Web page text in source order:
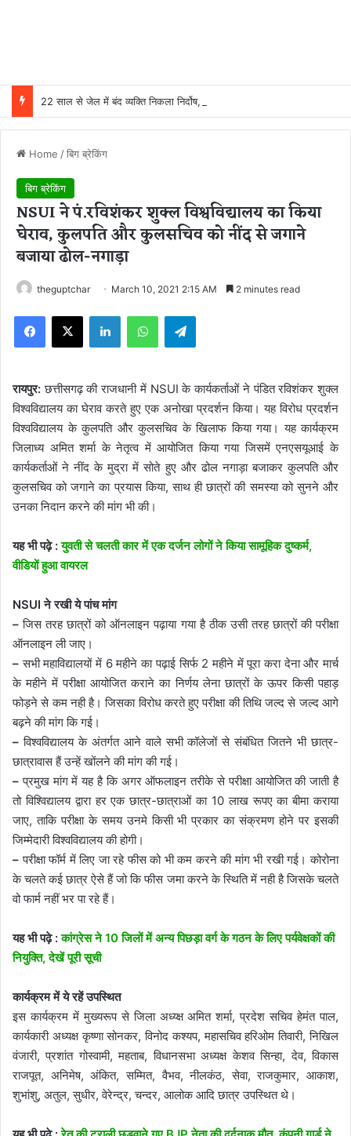
Home /बिग ब्रेकिंग
बिग ब्रेकिंग
NSUI ने पं.रविशंकर शुक्ल विश्वविद्यालय का किया
घेराव, कुलपति और कुलसचिव को नींद से जगाने
बजाया ढोल-नगाड़ा
theguptchar March 10, 2021 2:15 AM 2 minutes read
रायपुर: छत्तीसगढ़ की राजधानी में NSUI के कार्यकर्ताओं ने पंडित रविशंकर शुक्ल
विश्वविद्यालय का घेराव करते हुए एक अनोखा प्रदर्शन किया। यह विरोध प्रदर्शन
विश्वविद्यालय के कुलपति और कुलसचिव के खिलाफ किया गया। यह कार्यक्रम
जिलाध्य अमित शर्मा के नेतृत्व में आयोजित किया गया जिसमें एनएसयूआई के
कार्यकर्ताओं ने नींद के मुद्रा में सोते हुए और ढोल नगाड़ा बजाकर कुलपति और
कुलसचिव को जगाने का प्रयास किया, साथ ही छात्रों की समस्या को सुनने और
उनका निदान करने की मांग भी की।
यह भी पढ़े :युवती से चलती कार में एक दर्जन लोगों ने किया सामूहिक दुष्कर्म,
वीडियों हुआ वायरल
NSUI ने रखी ये पांच मांग
– जिस तरह छात्रों को ऑनलाइन पढ़ाया गया है ठीक उसी तरह छात्रों की परीक्षा
ऑनलाइन ली जाए।
– सभी महाविद्यालयों में 6 महीने का पढ़ाई सिर्फ 2 महीने में पूरा करा देना और मार्च
के महीने में परीक्षा आयोजित कराने का निर्णय लेना छात्रों के ऊपर किसी पहाड़
फोड़ने से कम नही है। जिसका विरोध करते हुए परीक्षा की तिथि जल्द से जल्द आगे
बढ़ने की मांग कि गई।
– विश्वविद्यालय के अंतर्गत आने वाले सभी कॉलेजों से संबंधित जितने भी छात्र-
छात्रावास हैं उन्हें खोंलने की मांग की गई।
– प्रमुख मांग में यह है कि अगर ऑफलाइन तरीके से परीक्षा आयोजित की जाती है
तो विश्विद्यालय द्वारा हर एक छात्र-छात्राओं का 10 लाख रूपए का बीमा कराया
जाए, ताकि परीक्षा के समय उनमे किसी भी प्रकार का संक्रमण होने पर इसकी
जिम्मेदारी विश्वविद्यालय की होगी।
– परीक्षा फॉर्म में लिए जा रहे फीस को भी कम करने की मांग भी रखी गई। कोरोना
के चलते कई छात्र ऐसे हैं जो कि फीस जमा करने के स्थिति में नही है जिसके चलते
वो फार्म नहीं भर पा रहे हैं।
यह भी पढ़े :कांग्रेस ने 10 जिलों में अन्य पिछड़ा वर्ग के गठन के लिए पर्यवेक्षकों की
नियुक्ति, देखें पूरी सूची
कार्यक्रम में ये रहें उपस्थित
इस कार्यक्रम में मुख्यरूप से जिला अध्य्क्ष अमित शर्मा, प्रदेश सचिव हेमंत पाल,
कार्यकारी अध्यक्ष कृष्णा सोनकर, विनोद कश्यप, महासचिव हरिओम तिवारी, निखिल
वंजारी, प्रशांत गोस्वामी, महताब, विधानसभा अध्यक्ष केशव सिन्हा, देव, विकास
राजपूत, अनिमेष, अंकित, सम्मित, वैभव, नीलकंठ, सेवा, राजकुमार, आकाश,
शुभांशु, अतुल, सुधीर, वेरेन्द्र, चन्दर, आलोक आदि छात्र उपस्थित थे।